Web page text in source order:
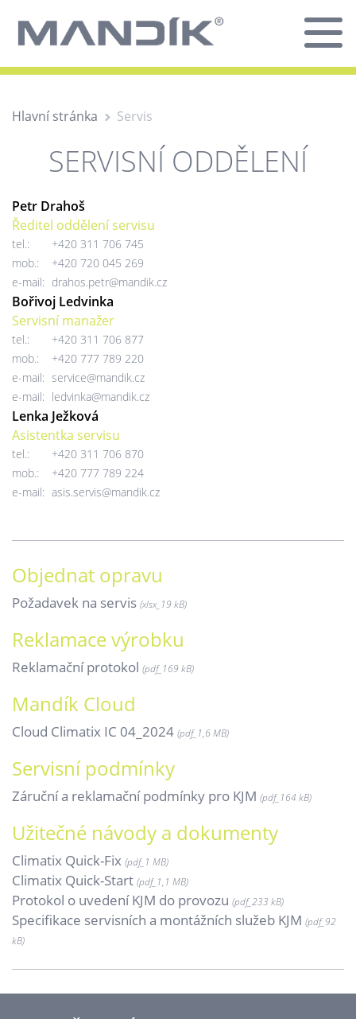
Hlavní stránka Servis
SERVISNÍ ODDĚLENÍ
Petr Drahoš
Ředitel oddělení servisu
tel.:
+420 311 706 745
mob.:
+420 720 045 269
e-mail: drahos.petr@mandik.cz
Bořivoj Ledvinka
Servisní manažer
tel.:
+420 311 706 877
mob.:
+420 777 789 220
e-mail: service@mandik.cz
e-mail: ledvinka@mandik.cz
Lenka Ježková
Asistentka servisu
tel.:
+420 311 706 870
mob.:
+420 777 789 224
e-mail: asis.servis@mandik.cz
Objednat opravu
Požadavek na servis (xlsx_ 19 kB)
Reklamace výrobku
Reklamační protokol (pdf_ 169 kB)
Mandík Cloud
Cloud Climatix IC 04_2024 (pdf_ 1,6 MB)
Servisní podmínky
Záruční a reklamační podmínky pro KJM (pdf_ 164 kB)
Užitečné návody a dokumenty
Climatix Quick-Fix (pdf_ 1 MB)
Climatix Quick-Start (pdf_ 1,1 MB)
Protokol o uvedení KJM do provozu (pdf_ 233 kB)
Specifikace servisních a montážních služeb KJM (pdf_ 92
kB)